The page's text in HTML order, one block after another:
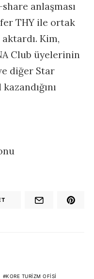
anlaşması
THY ile ortak
Kim,
Club üyelerinin
diğer Star
KORE TURIZM OFISI